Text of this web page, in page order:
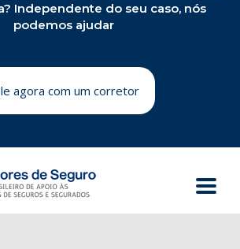
Independente do seu caso, nós
podemos ajudar
agora com um corretor